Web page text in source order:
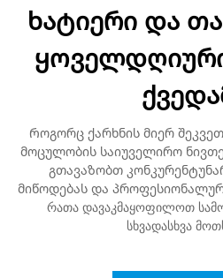
ხატიერი და
Როგორც ქარხნის მიერ
მოცულობის საიუველირო
გთავაზობთ
მიწოდებას და პროფესიონალურ
რათა დავაკმაყოფილოთ
სხვადასხვა